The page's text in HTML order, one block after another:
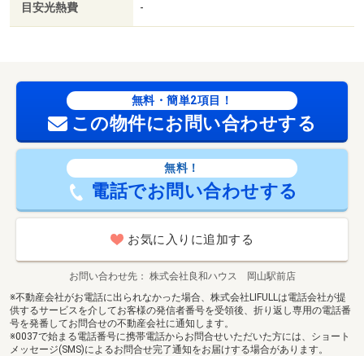
目安光熱費 -
無料・簡単2項目！
この物件にお問い合わせする
無料！
電話でお問い合わせする
お気に入りに追加する
お問い合わせ先
株式会社良和ハウス 岡山駅前店
※不動産会社がお電話に出られなかった場合、株式会社LIFULLは電話会社が提
供するサービスを介してお客様の発信者番号を受領後、折り返し専用の電話番
号を発番してお問合せの不動産会社に通知します。
※0037で始まる電話番号に携帯電話からお問合せいただいた方には、ショート
メッセージ(SMS)によるお問合せ完了通知をお届けする場合があります。